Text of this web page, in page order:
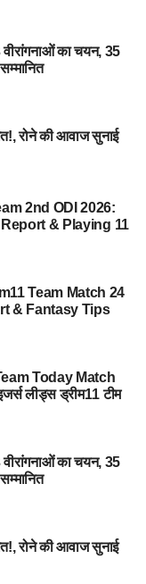
का चयन, 35
रोने की आवाज सुनाई
2nd ODI 2026:
& Playing 11
Team Match 24
& Fantasy Tips
Today Match
लीड्स ड्रीम11 टीम
का चयन, 35
रोने की आवाज सुनाई